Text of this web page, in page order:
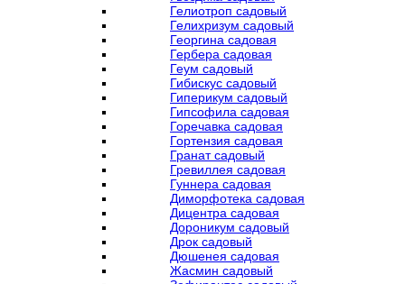
Гелиотроп садовый
Гелихризум садовый
Георгина садовая
Гербера садовая
Геум садовый
Гибискус садовый
Гиперикум садовый
Гипсофила садовая
Горечавка садовая
Гортензия садовая
Гранат садовый
Гревиллея садовая
Гуннера садовая
Диморфотека садовая
Дицентра садовая
Дороникум садовый
Дрок садовый
Дюшенея садовая
Жасмин садовый